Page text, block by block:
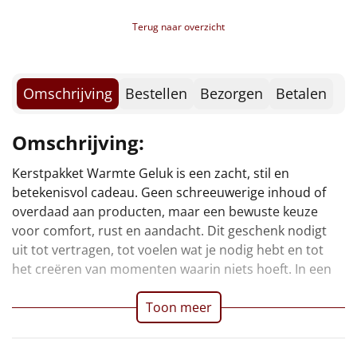
Slowcooker POPULAIR
Deken (fleece plaid)
Alle artikelen
Overige
Ideeën
Personeel
Kaas, Old Amsterdam, 150 gr
Mini Bouchées, 12 st
HighTea'tje, 11-dlg
* Inhoud Hightea'tje:
Thee, Lipton, Rooibos, 1,7 gr
Thee, Lipton, Earl Grey, 2 gr
Boterwafels, 3 x 10 gr
Toblerone, 8 gr
Nougat, Caramel, 12 gr
Honing, 8 gr
Terug naar overzicht
Omschrijving Bestellen Bezorgen Betalen
Omschrijving:
Kerstpakket Warmte Geluk is een zacht, stil en
betekenisvol cadeau. Geen schreeuwerige inhoud of
overdaad aan producten, maar een bewuste keuze
voor comfort, rust en aandacht. Dit geschenk nodigt
uit tot vertragen, tot voelen wat je nodig hebt en tot
het creëren van momenten waarin niets hoeft. In een
tijd waarin snelheid en drukte de norm zijn, biedt
Warmte Geluk een tegenhanger: warmte, verstilling en
een gebaar dat laat zien dat je écht aan iemand hebt
Toon meer